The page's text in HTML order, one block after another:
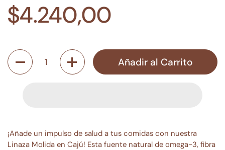
$4.240,00
Cantidad
Añadir al Carrito
¡Añade un impulso de salud a tus comidas con nuestra
Linaza Molida en Cajú! Esta fuente natural de omega-3, fibra